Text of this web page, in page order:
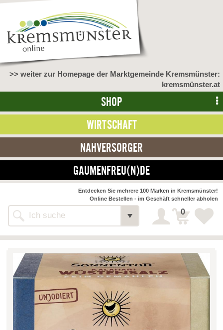
>> weiter zur Homepage der Marktgemeinde Kremsmünster:
kremsmünster.at
SHOP
WIRTSCHAFT
NAHVERSORGER
GAUMENFREU(N)DE
Alle Webseiten
Entdecken Sie mehrere 100 Marken in Kremsmünster!
Online Bestellen - im Geschäft schneller abholen
0
NAHVERSORGER
>> Bauernmarkt << Detail
Bäckerei-Konditorei-Café
Biohof Öllinger Detail
Fleischerei Hüthmayr
Hofladen Hoffelner
Kuglbauer - Familie Bischof